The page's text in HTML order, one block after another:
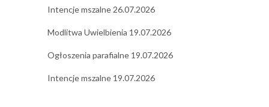
Intencje mszalne 26.07.2026
Modlitwa Uwielbienia 19.07.2026
Ogłoszenia parafialne 19.07.2026
Intencje mszalne 19.07.2026